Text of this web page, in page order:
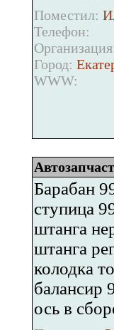
Поместил:
Телефон:
Город:
WWW:
Барабан
ступица
штанга
штанга
колодка
балансир
ось в